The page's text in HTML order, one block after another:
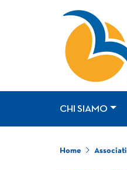
CHI SIAMO
Home Associati